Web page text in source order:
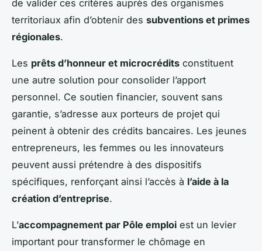
de valider ces critères auprès des organismes
territoriaux afin d’obtenir des subventions et primes
régionales.
Les prêts d’honneur et microcrédits constituent
une autre solution pour consolider l’apport
personnel. Ce soutien financier, souvent sans
garantie, s’adresse aux porteurs de projet qui
peinent à obtenir des crédits bancaires. Les jeunes
entrepreneurs, les femmes ou les innovateurs
peuvent aussi prétendre à des dispositifs
spécifiques, renforçant ainsi l’accès à l’aide à la
création d’entreprise.
L’accompagnement par Pôle emploi est un levier
important pour transformer le chômage en